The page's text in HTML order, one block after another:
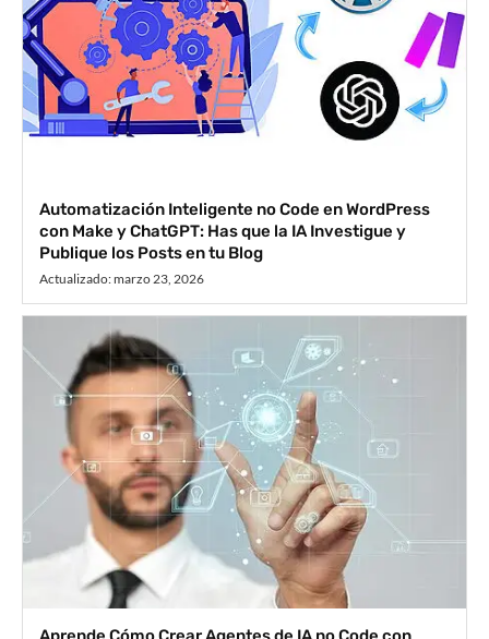
Automatización Inteligente no Code en WordPress
con Make y ChatGPT: Has que la IA Investigue y
Publique los Posts en tu Blog
Actualizado:marzo 23, 2026